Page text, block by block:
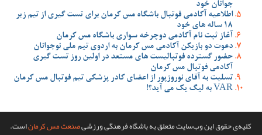
مس کرمان برای تست گیری از تیم زیر
باشگاه مس کرمان
به اردوی تیم ملی نوجوانان
در اولین روز تست گیری
کادر پزشکی تیم فوتبال مس کرمان
فرهنگی ورزشیصنعت مس کرماناست.